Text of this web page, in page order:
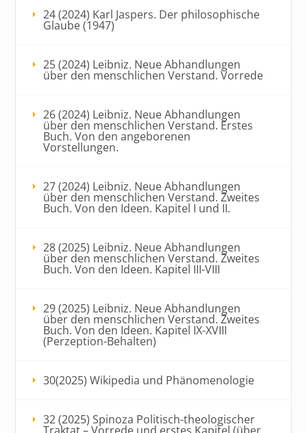
24 (2024) Karl Jaspers. Der philosophische
Glaube (1947)
25 (2024) Leibniz. Neue Abhandlungen
über den menschlichen Verstand. Vorrede
26 (2024) Leibniz. Neue Abhandlungen
über den menschlichen Verstand. Erstes
Buch. Von den angeborenen
Vorstellungen.
27 (2024) Leibniz. Neue Abhandlungen
über den menschlichen Verstand. Zweites
Buch. Von den Ideen. Kapitel I und II.
28 (2025) Leibniz. Neue Abhandlungen
über den menschlichen Verstand. Zweites
Buch. Von den Ideen. Kapitel III-VIII
29 (2025) Leibniz. Neue Abhandlungen
über den menschlichen Verstand. Zweites
Buch. Von den Ideen. Kapitel IX-XVIII
(Perzeption-Behalten)
30(2025) Wikipedia und Phänomenologie
32 (2025) Spinoza Politisch-theologischer
Traktat – Vorrede und erstes Kapitel (über